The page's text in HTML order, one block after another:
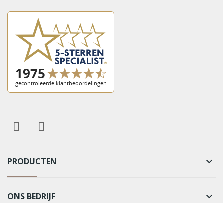
PRODUCTEN keyboard_arrow_down
ONS BEDRIJF keyboard_arrow_down